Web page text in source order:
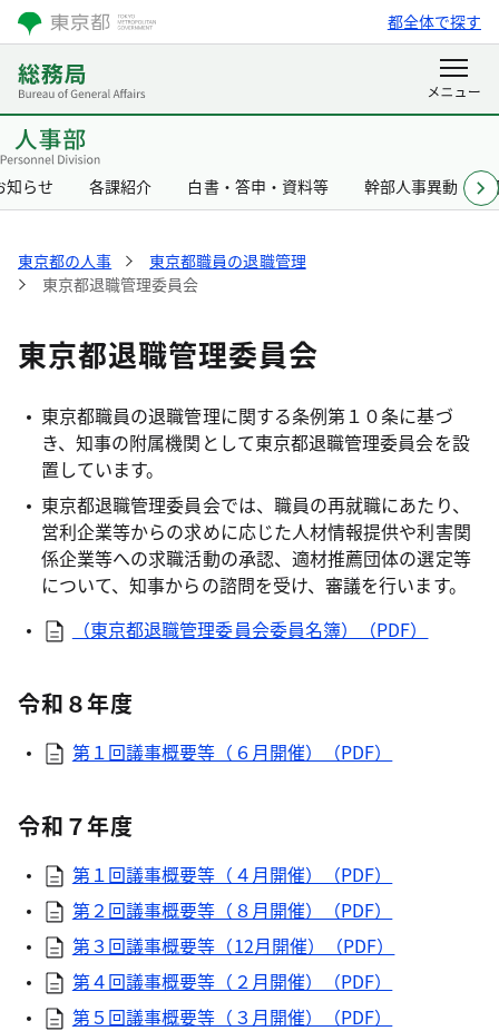
都全体で探す
知らせ 各課紹介 白書・答申・資料等 幹部人事異動
東京都の人事
東京都職員の退職管理
東京都退職管理委員会
東京都退職管理委員会
東京都職員の退職管理に関する条例第１０条に基づ
き、知事の附属機関として東京都退職管理委員会を設
置しています。
東京都退職管理委員会では、職員の再就職にあたり、
営利企業等からの求めに応じた人材情報提供や利害関
係企業等への求職活動の承認、適材推薦団体の選定等
について、知事からの諮問を受け、審議を行います。
（東京都退職管理委員会委員名簿）（PDF）
令和８年度
第１回議事概要等（６月開催）（PDF）
令和７年度
第１回議事概要等（４月開催）（PDF）
第２回議事概要等（８月開催）（PDF）
第３回議事概要等（12月開催）（PDF）
第４回議事概要等（２月開催）（PDF）
第５回議事概要等（３月開催）（PDF）